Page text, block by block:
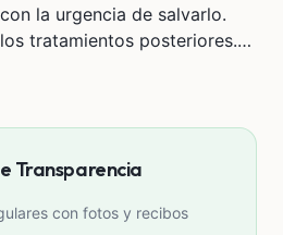
la urgencia de salvarlo.
tratamientos posteriores.
ayudarnos a cubrir estos
cuenta!
Transparencia
con fotos y recibos